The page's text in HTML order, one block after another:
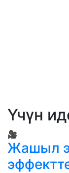
Үчүн
🎥
Жашыл